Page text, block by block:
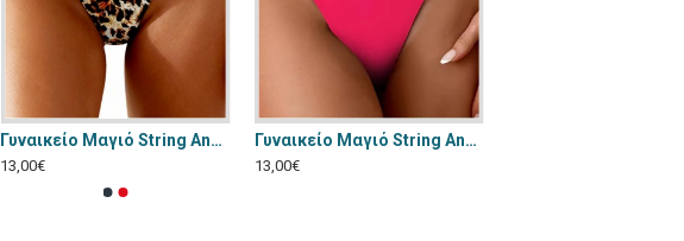
Γυναικείο Μαγιό String Annamu Λεοπαρ A-1157
13,00€
Γυναικείο Μαγιό String Annamu Καρπουζί A-1158
13,00€